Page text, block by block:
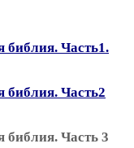
библия. Часть1.
библия. Часть2
библия. Часть 3